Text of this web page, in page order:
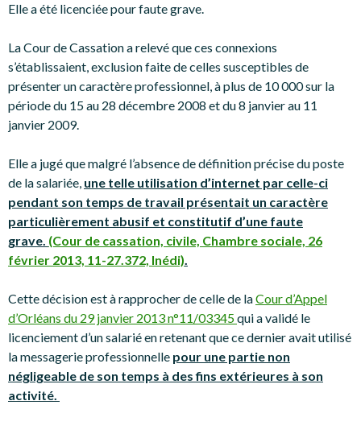
Elle a été licenciée pour faute grave.
La Cour de Cassation a relevé que ces connexions
s’établissaient, exclusion faite de celles susceptibles de
présenter un caractère professionnel, à plus de 10 000 sur la
période du 15 au 28 décembre 2008 et du 8 janvier au 11
janvier 2009.
Elle a jugé que malgré l’absence de définition précise du poste
de la salariée, une telle utilisation d’internet par celle-ci
pendant son temps de travail présentait un caractère
particulièrement abusif et constitutif d’une faute
grave. (Cour de cassation, civile, Chambre sociale, 26
février 2013, 11-27.372, Inédi).
Cette décision est à rapprocher de celle de laCour d’Appel
d’Orléans du 29 janvier 2013 n°11/03345qui a validé le
licenciement d’un salarié en retenant que ce dernier avait utilisé
la messagerie professionnelle pour une partie non
négligeable de son temps à des fins extérieures à son
activité.